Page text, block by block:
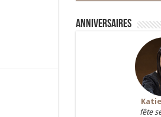
Anniversaires
Katie
fête